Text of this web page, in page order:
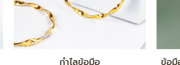
ทองคำแท่ง 5 บาท